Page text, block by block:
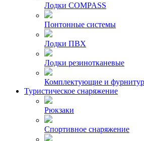
Лодки COMPASS
Понтонные системы
Лодки ПВХ
Лодки резинотканевые
Комплектующие и
Туристическое снаряжение
Рюкзаки
Спортивное снаряжение